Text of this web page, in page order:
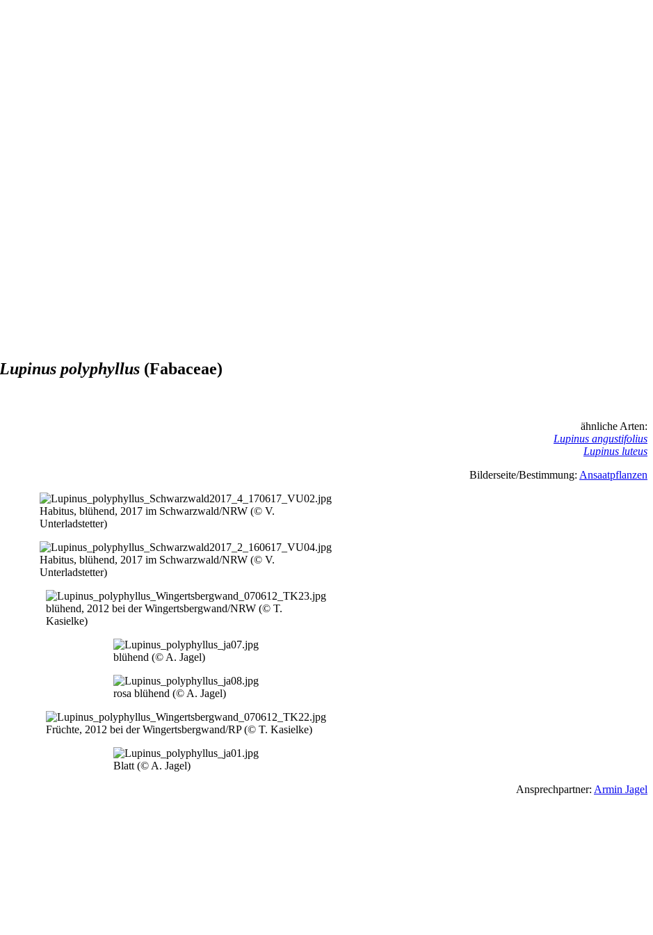
Lupinus polyphyllus (Fabaceae)
ähnliche Arten:
Lupinus angustifolius
Lupinus luteus
Bilderseite/Bestimmung: Ansaatpflanzen
Bild
Habitus, blühend, 2017 im Schwarzwald/NRW (© V.
Unterladstetter)
Bild
Habitus, blühend, 2017 im Schwarzwald/NRW (© V.
Unterladstetter)
Bild
blühend, 2012 bei der Wingertsbergwand/NRW (© T.
Kasielke)
Bild
blühend (© A. Jagel)
Bild
rosa blühend (© A. Jagel)
Bild
Früchte, 2012 bei der Wingertsbergwand/RP (© T. Kasielke)
Bild
Blatt (© A. Jagel)
Ansprechpartner: Armin Jagel